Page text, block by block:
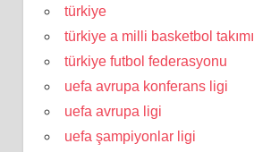
türkiye
türkiye a milli basketbol takımı
türkiye futbol federasyonu
uefa avrupa konferans ligi
uefa avrupa ligi
uefa şampiyonlar ligi